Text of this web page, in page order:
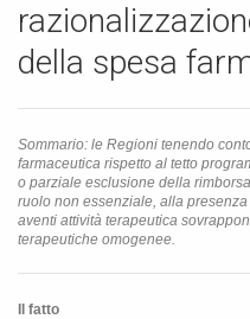
della spesa
Sommario: le Regioni tenendo
farmaceutica rispetto al tetto
o parziale esclusione della
ruolo non essenziale, alla
aventi attività terapeutica
terapeutiche omogenee.
Il fatto